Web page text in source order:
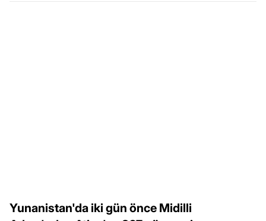
Yunanistan'da iki gün önce Midilli